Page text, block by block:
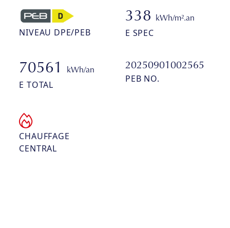
NIVEAU DPE/PEB
338 kWh/m².an
E SPEC
70561 kWh/an
E TOTAL
20250901002565
PEB NO.
CHAUFFAGE
CENTRAL